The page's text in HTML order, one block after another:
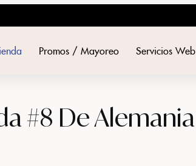
Promos / Mayoreo Servicios Web
#8 De Alemania